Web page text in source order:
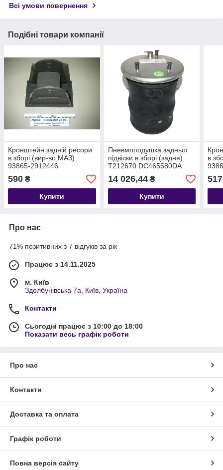
Всі умови повернення
Подібні товари компанії
Кронштейн задній ресори
в зборі (вир-во МАЗ)
93865-2912446
590 ₴
Купити
Пневмоподушка задньої
підвіски в зборі (задня)
T212670 DC465580DA
14 026,44₴
Купити
в
Про нас
71% позитивних з 7 відгуків за рік
Працює з 14.11.2025
м. Київ
Здолбунівська 7а, Київ, Україна
Контакти
Сьогодні працює з 10:00 до 18:00
Показати весь графік роботи
Про нас
Контакти
Доставка та оплата
Графік роботи
Повна версія сайту